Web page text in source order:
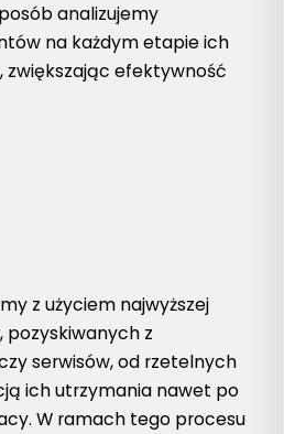
analizujemy
na każdym etapie ich
zwiększając efektywność
z użyciem najwyższej
pozyskiwanych z
serwisów, od rzetelnych
ich utrzymania nawet po
W ramach tego procesu